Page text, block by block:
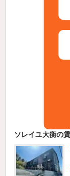
ソレイユ大衡の